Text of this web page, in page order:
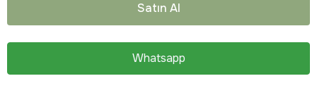
Satın Al
Whatsapp